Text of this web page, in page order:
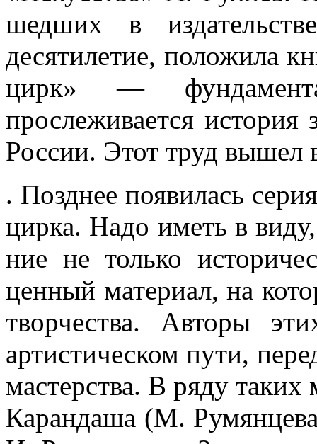
шедших в
десятилетие, положила
цирк» —
прослеживается
России. Этот труд вышел
. Позднее появилась
цирка. Надо иметь в
ние не только
ценный материал, на
творчества. Авторы
артистическом пути,
мастерства. В ряду таких
Карандаша (М.